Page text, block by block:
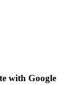
with Google